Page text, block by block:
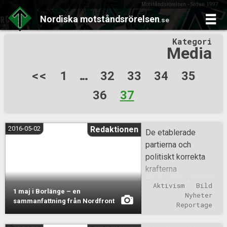
Motståndsrörelsen - Sedan 1997
Nordiska motståndsrörelsen.se
Kategori
Media
Sidnumrering
<< 1 … 32 33 34
35
36
37
1 maj i Borlänge – en
sammanfattning från Nordfront
2016-05-02 Redaktionen
De etablerade
partierna och
politiskt korrekta
krafterna
mobiliserade,
gammelmedia
hetsade och
Aktivism
Bild
Nyheter
Reportage